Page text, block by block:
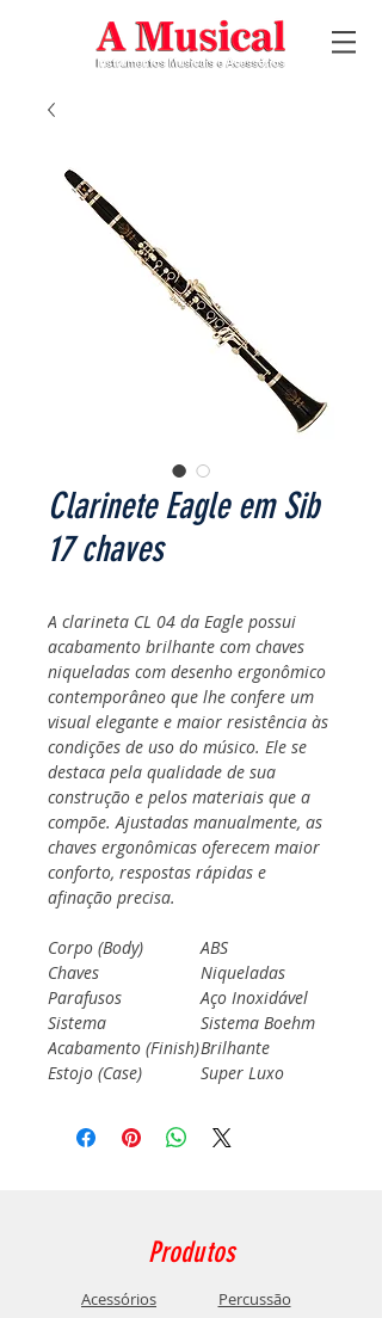
Clarinete Eagle em Sib
17 chaves
A clarineta CL 04 da Eagle possui
acabamento brilhante com chaves
niqueladas com desenho ergonômico
contemporâneo que lhe confere um
visual elegante e maior resistência às
condições de uso do músico. Ele se
destaca pela qualidade de sua
construção e pelos materiais que a
compõe. Ajustadas manualmente, as
chaves ergonômicas oferecem maior
conforto, respostas rápidas e
afinação precisa.
Corpo (Body)
ABS
Chaves
Niqueladas
Parafusos
Aço Inoxidável
Sistema
Sistema Boehm
Acabamento (Finish)Brilhante
Estojo (Case)
Super Luxo
Produtos
Acessórios
Percussão